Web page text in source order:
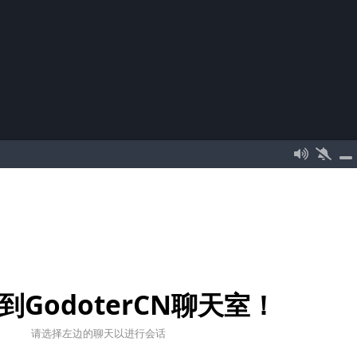
GodoterCN聊天室！
请选择左边的聊天以进行会话